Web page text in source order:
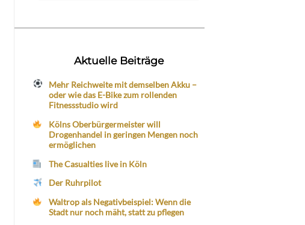
Aktuelle Beiträge
Mehr Reichweite mit demselben Akku –
oder wie das E-Bike zum rollenden
Fitnessstudio wird
Kölns Oberbürgermeister will
Drogenhandel in geringen Mengen noch
ermöglichen
The Casualties live in Köln
Der Ruhrpilot
Waltrop als Negativbeispiel: Wenn die
Stadt nur noch mäht, statt zu pflegen